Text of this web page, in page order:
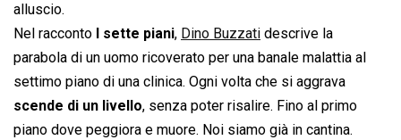
alluscio.
Nel racconto 
I sette piani, Dino Buzzati descrive la
parabola di un uomo ricoverato per una banale malattia al
settimo piano di una clinica. Ogni volta che si aggrava
scende di un livello, senza poter risalire. Fino al primo
piano dove peggiora e muore. Noi siamo già in cantina.